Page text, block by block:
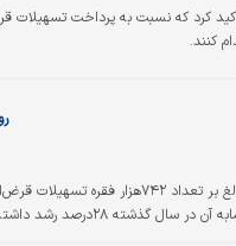
کرد که نسبت به پرداخت تسهیلات
کنند.
مدیر اداره اعتبارات بانک مرکزی گفت: از ابتدای سال ۱۴۰۲ تا تاریخ ‌‌‌۷ اسفند